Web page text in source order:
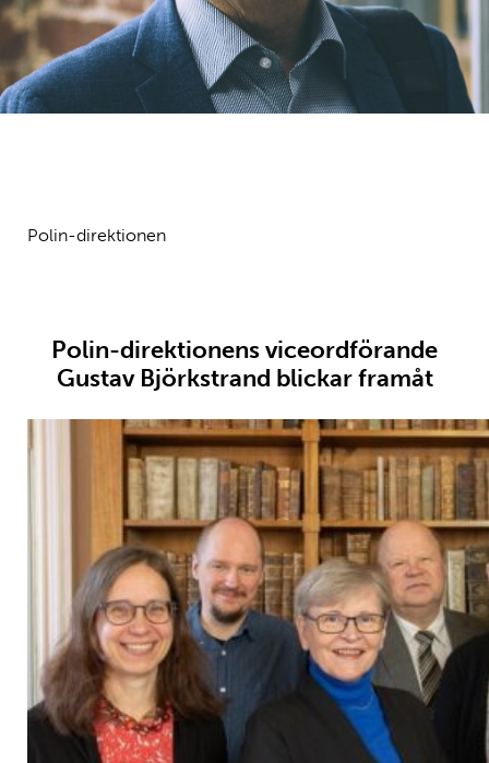
Polin-direktionen
Polin-direktionens viceordförande
Gustav Björkstrand blickar framåt